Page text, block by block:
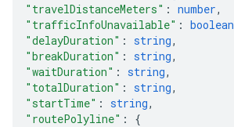
"travelDistanceMeters" : number,
"trafficInfoUnavailable" : boolean
"delayDuration" : string,
"breakDuration" : string,
"waitDuration" : string,
"totalDuration" : string,
"startTime" : string,
"routePolyline" : {